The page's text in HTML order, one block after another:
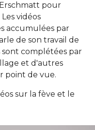
pour
vidéos
accumulées par
de son travail de
sont complétées par
et d'autres
point de vue.
sur la fève et le